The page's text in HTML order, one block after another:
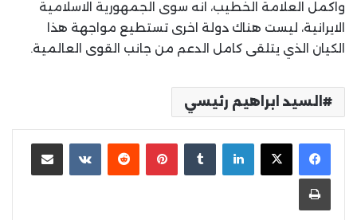
واكمل العلامة الخطيب، انه سوى الجمهورية الاسلامية
الايرانية، ليست هناك دولة اخرى تستطيع مواجهة هذا
الكيان الذي يتلقى كامل الدعم من جانب القوى العالمية.
السيد ابراهيم رئيسي
لينكدإن بينتيريست مشاركة عبر البريد
طباعة